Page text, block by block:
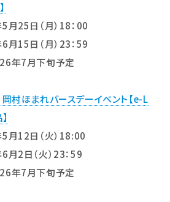
25日（月）18：00
15日（月）23：59
年7月下旬予定
岡村ほまれバースデーイベント【e-L
月12日（火）18:00
月2日（火）23：59
年7月下旬予定